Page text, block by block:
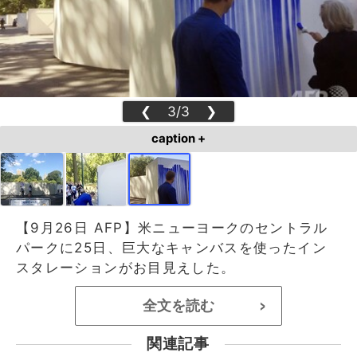
❮ 3/3 ❯
caption +
【9月26日 AFP】米ニューヨークのセントラル
パークに25日、巨大なキャンバスを使ったイン
スタレーションがお目見えした。
全文を読む >
関連記事